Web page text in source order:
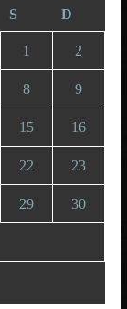
S D
1 2
8 9
15 16
22 23
29 30